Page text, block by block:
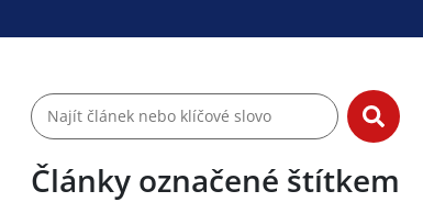
Články označené štítkem